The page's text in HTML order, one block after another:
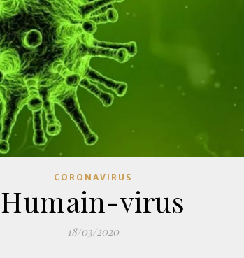
CORONAVIRUS
Humain-virus
18/03/2020